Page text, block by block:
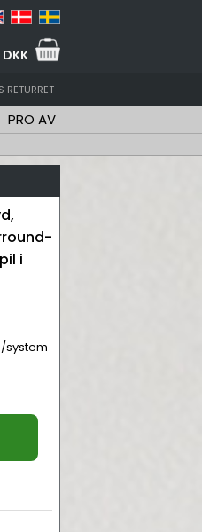
RETURRET
PRO AV
i
/system